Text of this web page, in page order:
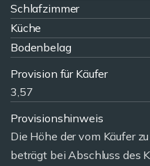
Schlafzimmer
Küche
Bodenbelag
Provision für Käufer
3,57
Provisionshinweis
Die Höhe der vom Käufer
beträgt bei Abschluss des